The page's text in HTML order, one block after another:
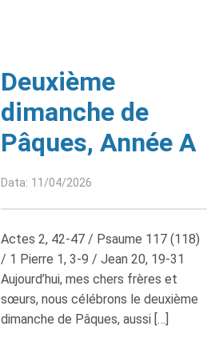
Deuxième
dimanche de
Pâques, Année A
Data: 11/04/2026
Actes 2, 42-47 / Psaume 117 (118)
/ 1 Pierre 1, 3-9 / Jean 20, 19-31
Aujourd’hui, mes chers frères et
sœurs, nous célébrons le deuxième
dimanche de Pâques, aussi […]